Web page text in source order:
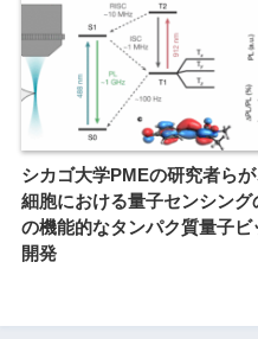
シカゴ大学PMEの研究者ら
細胞における量子センシング
の機能的なタンパク質量子ビ
開発